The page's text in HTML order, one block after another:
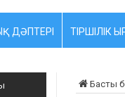
ДӘПТЕРІ ТІРШІЛІК
Басты